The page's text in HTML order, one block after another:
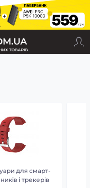
для смарт-
і трекерів